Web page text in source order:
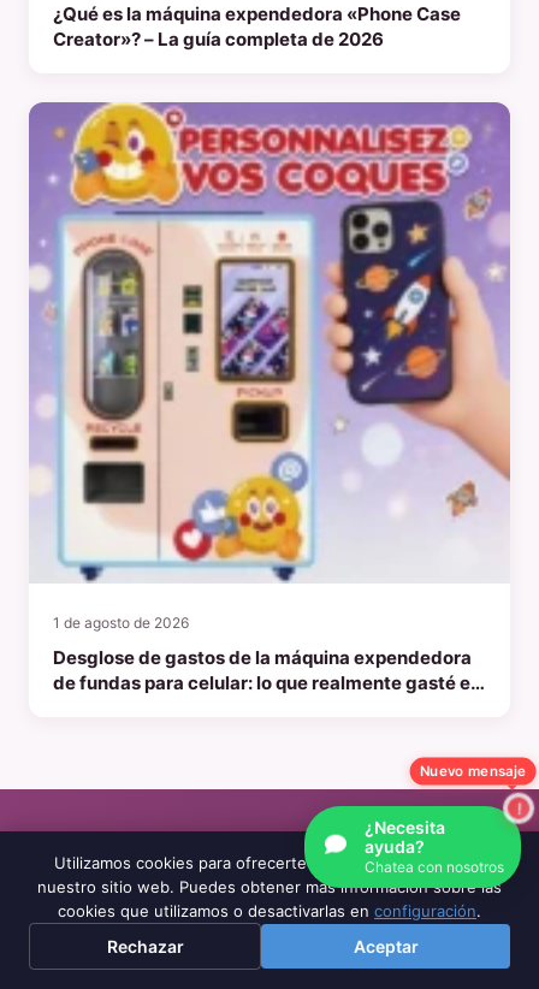
¿Qué es la máquina expendedora «Phone Case
Creator»? – La guía completa de 2026
1 de agosto de 2026
Desglose de gastos de la máquina expendedora
de fundas para celular: lo que realmente gasté en
¿LISTO PARA EMPEZAR?
Construyamos tu negocio
¿Necesita
ayuda?
Chatea con nosotros
Nuevo mensaje
Utilizamos cookies para ofrecerte la mejor experiencia en
nuestro sitio web. Puedes obtener más información sobre las
cookies que utilizamos o desactivarlas en configuración.
Rechazar Aceptar